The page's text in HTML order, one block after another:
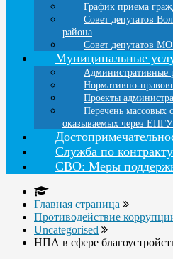
График приема
Совет депутатов
района
Совет депутатов МО
Муниципальные
Административные
Нормативно-
Проекты
Перечень массовых
оказываемых через ЕПГУ
Служба по контракту
СВО: Меры
Главная страница
Противодействие
Uncategorised
НПА в сфере